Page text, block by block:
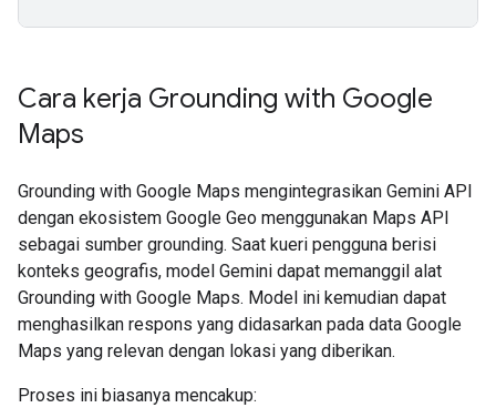
Cara kerja Grounding with Google
Maps
Grounding with Google Maps mengintegrasikan Gemini API
dengan ekosistem Google Geo menggunakan Maps API
sebagai sumber grounding. Saat kueri pengguna berisi
konteks geografis, model Gemini dapat memanggil alat
Grounding with Google Maps. Model ini kemudian dapat
menghasilkan respons yang didasarkan pada data Google
Maps yang relevan dengan lokasi yang diberikan.
Proses ini biasanya mencakup: